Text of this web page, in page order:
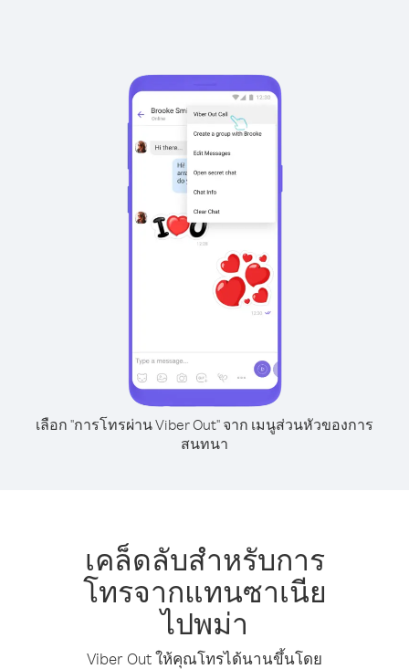
เลือก "การโทรผ่าน Viber Out" จาก เมนูส่วนหัวของการ
สนทนา
เคล็ดลับสำหรับการ
โทรจากแทนซาเนีย
ไปพม่า
Viber Out ให้คุณโทรได้นานขึ้นโดย